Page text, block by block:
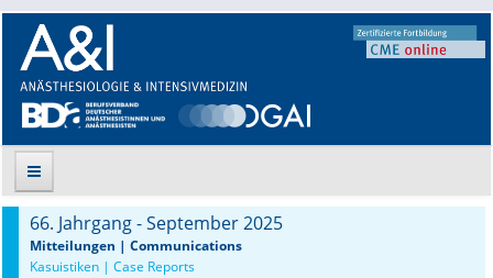
Suche
66. Jahrgang - September 2025
Mitteilungen | Communications
Kasuistiken | Case Reports